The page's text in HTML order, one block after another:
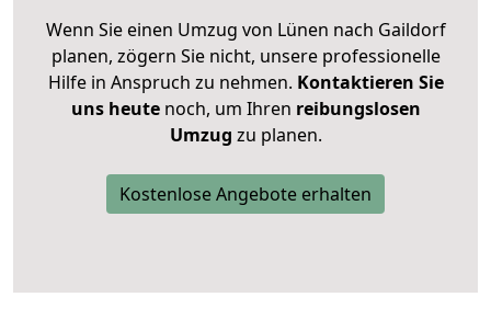
Wenn Sie einen Umzug von Lünen nach Gaildorf
planen, zögern Sie nicht, unsere professionelle
Hilfe in Anspruch zu nehmen. Kontaktieren Sie
uns heutenoch, um Ihren reibungslosen
Umzug zu planen.
Kostenlose Angebote erhalten